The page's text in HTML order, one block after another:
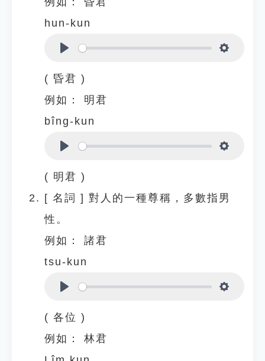
hun-kun
( 昏君 )
例如：
明君
bîng-kun
( 明君 )
[ 名詞 ] 對人的一種尊稱，多數指男
性。
例如：
諸君
tsu-kun
( 各位 )
例如：
林君